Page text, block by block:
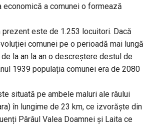
economică a comunei o formează
prezent este de 1.253 locuitori. Dacă
comunei pe o perioadă mai lungă
la an la an o descreștere destul de
1939 populația comunei era de 2080
situată pe ambele maluri ale râului
în lungime de 23 km, ce izvorăște din
Pârâul Valea Doamnei și Laita ce